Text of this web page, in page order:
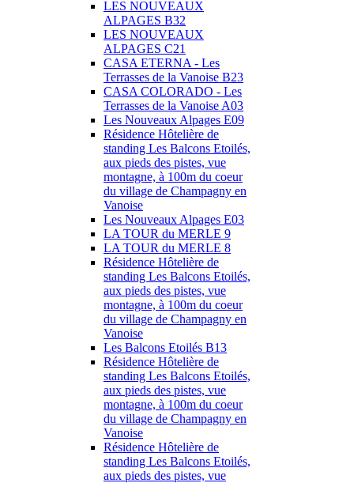
LES NOUVEAUX
ALPAGES B32
LES NOUVEAUX
ALPAGES C21
CASA ETERNA - Les
Terrasses de la Vanoise B23
CASA COLORADO - Les
Terrasses de la Vanoise A03
Les Nouveaux Alpages E09
Résidence Hôtelière de
standing Les Balcons Etoilés,
aux pieds des pistes, vue
montagne, à 100m du coeur
du village de Champagny en
Vanoise
Les Nouveaux Alpages E03
LA TOUR du MERLE 9
LA TOUR du MERLE 8
Résidence Hôtelière de
standing Les Balcons Etoilés,
aux pieds des pistes, vue
montagne, à 100m du coeur
du village de Champagny en
Vanoise
Les Balcons Etoilés B13
Résidence Hôtelière de
standing Les Balcons Etoilés,
aux pieds des pistes, vue
montagne, à 100m du coeur
du village de Champagny en
Vanoise
Résidence Hôtelière de
standing Les Balcons Etoilés,
aux pieds des pistes, vue